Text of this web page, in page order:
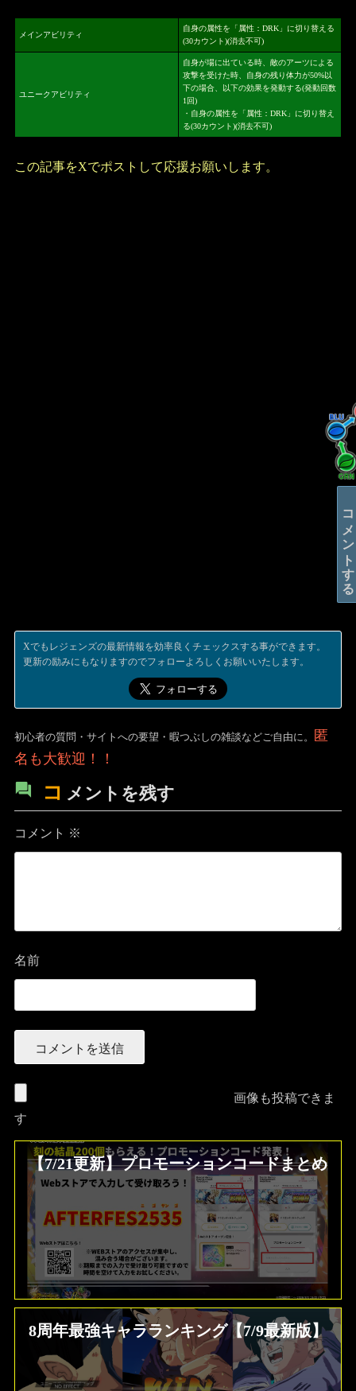
メインアビリティ
自身の属性を「属性：DRK」に切り替える
(30カウント)(消去不可)
ユニークアビリティ
自身が場に出ている時、敵のアーツによる
攻撃を受けた時、自身の残り体力が50%以
下の場合、以下の効果を発動する(発動回数
1回)
・自身の属性を「属性：DRK」に切り替え
る(30カウント)(消去不可)
この記事をXでポストして応援お願いします。
Xでもレジェンズの最新情報を効率良くチェックスする事ができます。
更新の励みにもなりますのでフォローよろしくお願いいたします。
初心者の質問・サイトへの要望・暇つぶしの雑談などご自由に。
匿
名も大歓迎！！
コ メントを残す
コメント ※
名前
画像も投稿できま
す
【7/21更新】プロモーションコードまとめ
8周年最強キャラランキング【7/9最新版】
コメントする